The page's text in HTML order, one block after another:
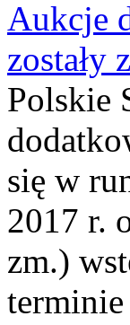
Aukcje
zostały
Polskie
się w
2017 r.
zm.)